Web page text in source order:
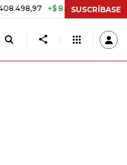
+$ 8.753,81 +2,19% TASA DE
SUSCRÍBASE